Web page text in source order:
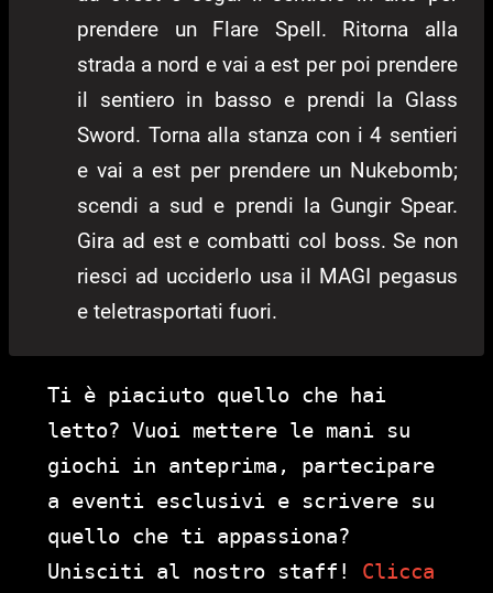
prendere un Flare Spell. Ritorna alla
strada a nord e vai a est per poi prendere
il sentiero in basso e prendi la Glass
Sword. Torna alla stanza con i 4 sentieri
e vai a est per prendere un Nukebomb;
scendi a sud e prendi la Gungir Spear.
Gira ad est e combatti col boss. Se non
riesci ad ucciderlo usa il MAGI pegasus
e teletrasportati fuori.
Ti è piaciuto quello che hai
letto? Vuoi mettere le mani su
giochi in anteprima, partecipare
a eventi esclusivi e scrivere su
quello che ti appassiona?
Unisciti al nostro staff! Clicca